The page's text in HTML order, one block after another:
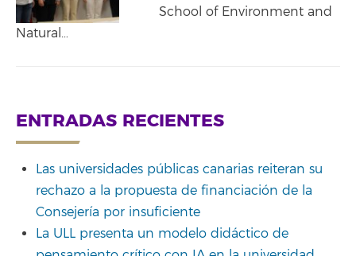
School of Environment and
Natural…
ENTRADAS RECIENTES
Las universidades públicas canarias reiteran su
rechazo a la propuesta de financiación de la
Consejería por insuficiente
La ULL presenta un modelo didáctico de